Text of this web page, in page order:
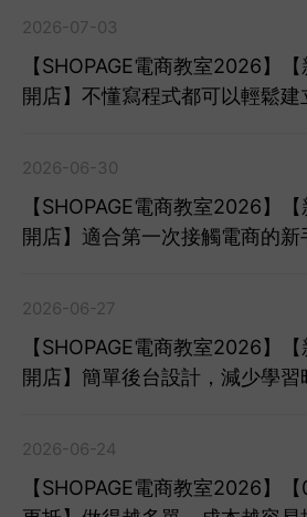
2026-07-03
【SHOPAGE電商教室2026】
開店】不懂寫程式都可以輕鬆建
2026-06-30
【SHOPAGE電商教室2026】
開店】適合第一次接觸電商的新
2026-06-27
【SHOPAGE電商教室2026】
開店】簡單後台設計，減少學習
2026-06-24
【SHOPAGE電商教室2026】